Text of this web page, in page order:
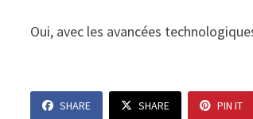
Oui, avec les avancées
SHARE SHARE PIN IT